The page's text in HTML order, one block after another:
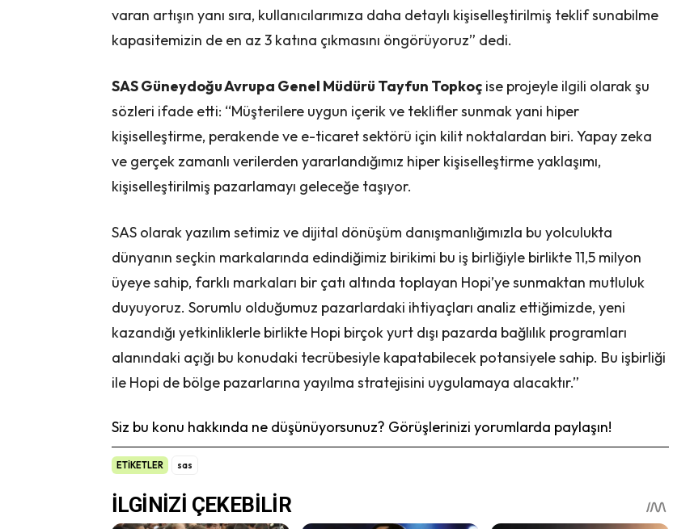
varan artışın yanı sıra, kullanıcılarımıza daha detaylı kişiselleştirilmiş teklif sunabilme
kapasitemizin de en az 3 katına çıkmasını öngörüyoruz” dedi.
SAS Güneydoğu Avrupa Genel Müdürü Tayfun Topkoç ise projeyle ilgili olarak şu
sözleri ifade etti: “Müşterilere uygun içerik ve teklifler sunmak yani hiper
kişiselleştirme, perakende ve e-ticaret sektörü için kilit noktalardan biri. Yapay zeka
ve gerçek zamanlı verilerden yararlandığımız hiper kişiselleştirme yaklaşımı,
kişiselleştirilmiş pazarlamayı geleceğe taşıyor.
SAS olarak yazılım setimiz ve dijital dönüşüm danışmanlığımızla bu yolculukta
dünyanın seçkin markalarında edindiğimiz birikimi bu iş birliğiyle birlikte 11,5 milyon
üyeye sahip, farklı markaları bir çatı altında toplayan Hopi’ye sunmaktan mutluluk
duyuyoruz. Sorumlu olduğumuz pazarlardaki ihtiyaçları analiz ettiğimizde, yeni
kazandığı yetkinliklerle birlikte Hopi birçok yurt dışı pazarda bağlılık programları
alanındaki açığı bu konudaki tecrübesiyle kapatabilecek potansiyele sahip. Bu işbirliği
ile Hopi de bölge pazarlarına yayılma stratejisini uygulamaya alacaktır.”
Siz bu konu hakkında ne düşünüyorsunuz? Görüşlerinizi yorumlarda paylaşın!
ETİKETLER sas